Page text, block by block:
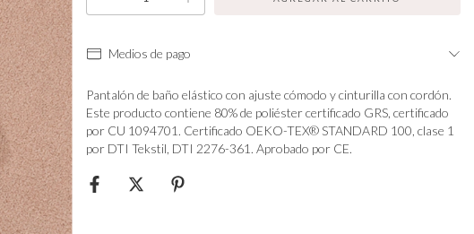
Medios de pago
Pantalón de baño elástico con ajuste cómodo y cinturilla con cordón.
Este producto contiene 80% de poliéster certificado GRS, certificado
por CU 1094701. Certificado OEKO-TEX® STANDARD 100, clase 1
por DTI Tekstil, DTI 2276-361. Aprobado por CE.